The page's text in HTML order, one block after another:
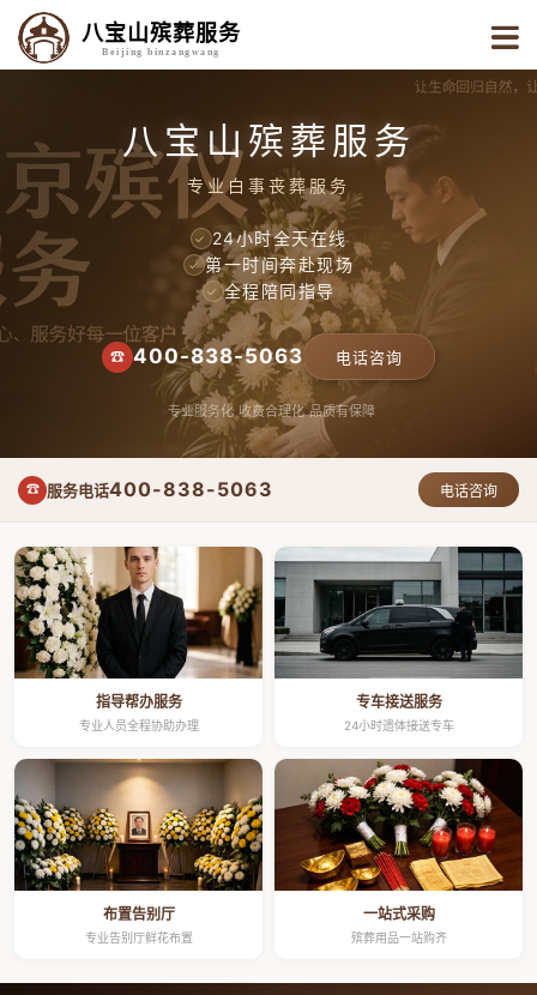
八宝山殡葬服务
Beijing binzangwang
八宝山殡葬服务
专业白事丧葬服务
✓ 24小时全天在线
✓ 第一时间奔赴现场
✓ 全程陪同指导
☎ 400-838-5063 电话咨询
专业服务化 收费合理化 品质有保障
☎ 服务电话400-838-5063 电话咨询
指导帮办服务
专业人员全程协助办理
专车接送服务
24小时遗体接送专车
布置告别厅
专业告别厅鲜花布置
一站式采购
殡葬用品一站购齐